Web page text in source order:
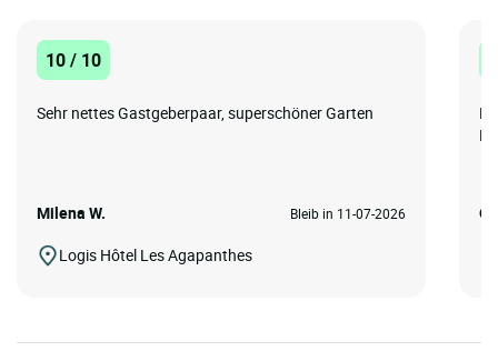
10 / 10
Sehr nettes Gastgeberpaar, superschöner Garten
Milena W. Bleib in 11-07-2026
Logis Hôtel Les Agapanthes